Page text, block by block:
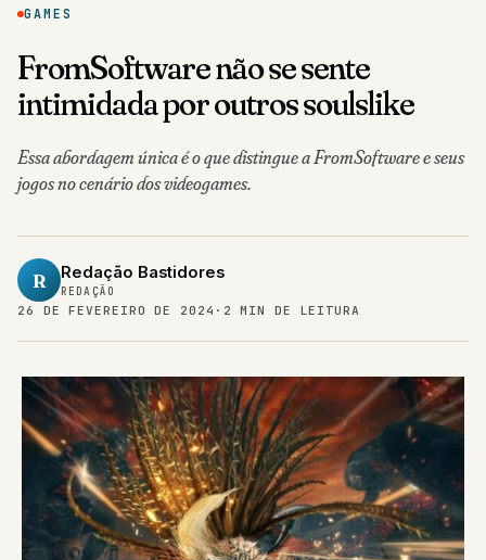
GAMES
FromSoftware não se sente
intimidada por outros soulslike
Essa abordagem única é o que distingue a FromSoftware e seus
jogos no cenário dos videogames.
R Redação Bastidores
REDAÇÃO
26 DE FEVEREIRO DE 2024 · 2 MIN DE LEITURA